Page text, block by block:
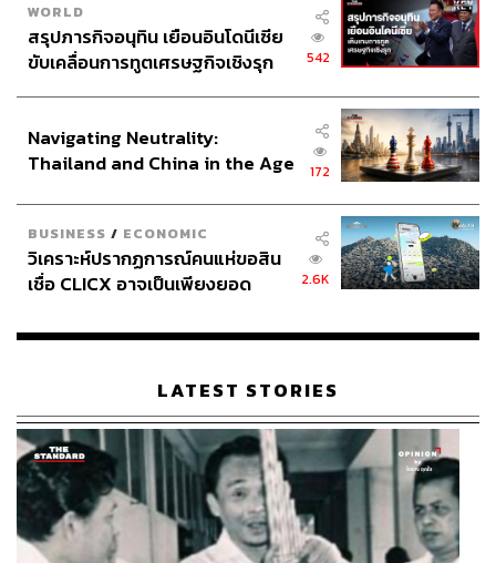
HOURGLASS แบรนด์เครื่องสำอางลักชัวรีที่โด่งดังด้วย
เทคโนโลยี Ambient Lighting เปิดตัว Holiday 2025 Ambient
Lighting Edit Unlocked Horse (Sephora-Exclusive) พาเลต
ต์พิเศษเฉพาะที่ Sephora เท่านั้น ประกอบด้วยแป้งฝุ่น บลัช
ออน บรอนเซอร์ และไฮไลเตอร์ 6 เฉดสีที่ขายดีที่สุด มาใน
โทนสีอบอุ่นเปล่งประกาย โทนสีพลัม ชมพู Peony และ
บรอนซ์ทอง เสริมด้วยสีแชมเปญประกายแวววาว รวมเฉดสี
Soft Light, Mood Exposure, Supernatural Strobe Light,
Iridescent Coral, Iridescent Rose และ Glistening Bronze
Light
WORLD
สรุปภารกิจอนุทิน เยือนอินโดนีเซีย
ขับเคลื่อนการทูตเศรษฐกิจเชิงรุก
542
Navigating Neutrality:
Thailand and China in the Age
172
BUSINESS / ECONOMIC
วิเคราะห์ปรากฏการณ์คนแห่ขอสิน
เชื่อ CLICX อาจเป็นเพียงยอด
เรือนไทยที่ถูกซุกไว้
2.6K
LATEST STORIES